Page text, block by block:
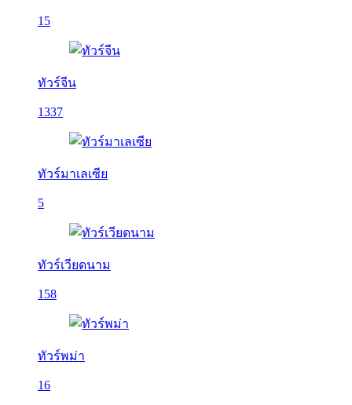
15
ทัวร์จีน
1337
ทัวร์มาเลเซีย
5
ทัวร์เวียดนาม
158
ทัวร์พม่า
16